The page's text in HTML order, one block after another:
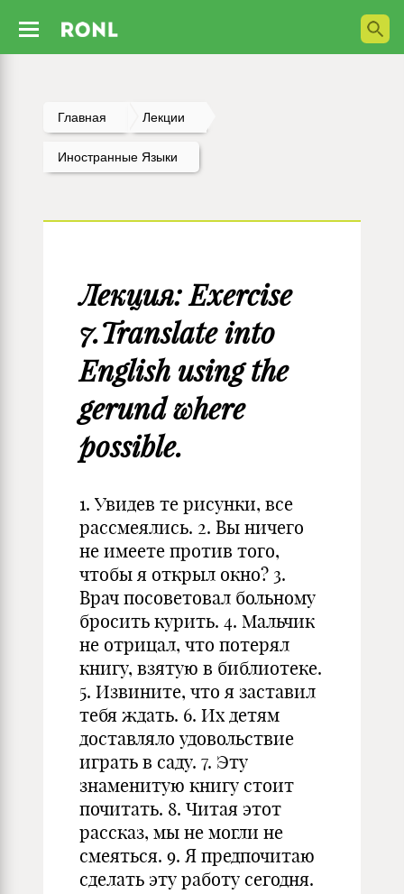
Главная Лекции
Иностранные Языки
Лекция: Exercise
7.Translate into
English using the
gerund where
possible.
1. Увидев те рисунки, все
рассмеялись. 2. Вы ничего
не имеете против того,
чтобы я открыл окно? 3.
Врач посоветовал больному
бросить курить. 4. Мальчик
не отрицал, что потерял
книгу, взятую в библиотеке.
5. Извините, что я заставил
тебя ждать. 6. Их детям
доставляло удовольствие
играть в саду. 7. Эту
знаменитую книгу стоит
почитать. 8. Читая этот
рассказ, мы не могли не
смеяться. 9. Я предпочитаю
сделать эту работу сегодня.